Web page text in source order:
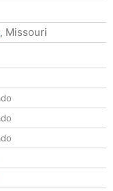
, Missouri